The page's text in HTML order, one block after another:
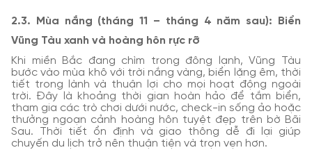
2.3. Mùa nắng (tháng 11 – tháng 4 năm sau): Biển
Vũng Tàu xanh và hoàng hôn rực rỡ
Khi miền Bắc đang chìm trong đông lạnh, Vũng Tàu
bước vào mùa khô với trời nắng vàng, biển lặng êm, thời
tiết trong lành và thuận lợi cho mọi hoạt động ngoài
trời. Đây là khoảng thời gian hoàn hảo để tắm biển,
tham gia các trò chơi dưới nước, check-in sống ảo hoặc
thưởng ngoạn cảnh hoàng hôn tuyệt đẹp trên bờ Bãi
Sau. Thời tiết ổn định và giao thông dễ đi lại giúp
chuyến du lịch trở nên thuận tiện và trọn vẹn hơn.